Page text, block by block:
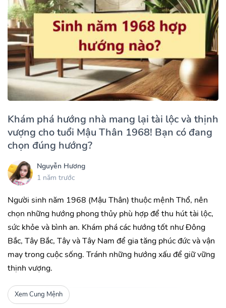
Khám phá hướng nhà mang lại tài lộc và thịnh
vượng cho tuổi Mậu Thân 1968! Bạn có đang
chọn đúng hướng?
Nguyễn Hương
1 năm trước
Người sinh năm 1968 (Mậu Thân) thuộc mệnh Thổ, nên
chọn những hướng phong thủy phù hợp để thu hút tài lộc,
sức khỏe và bình an. Khám phá các hướng tốt như Đông
Bắc, Tây Bắc, Tây và Tây Nam để gia tăng phúc đức và vận
may trong cuộc sống. Tránh những hướng xấu để giữ vững
thịnh vượng.
Xem Cung Mệnh